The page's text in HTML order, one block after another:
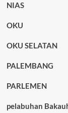
NIAS
OKU
OKU SELATAN
PALEMBANG
PARLEMEN
pelabuhan